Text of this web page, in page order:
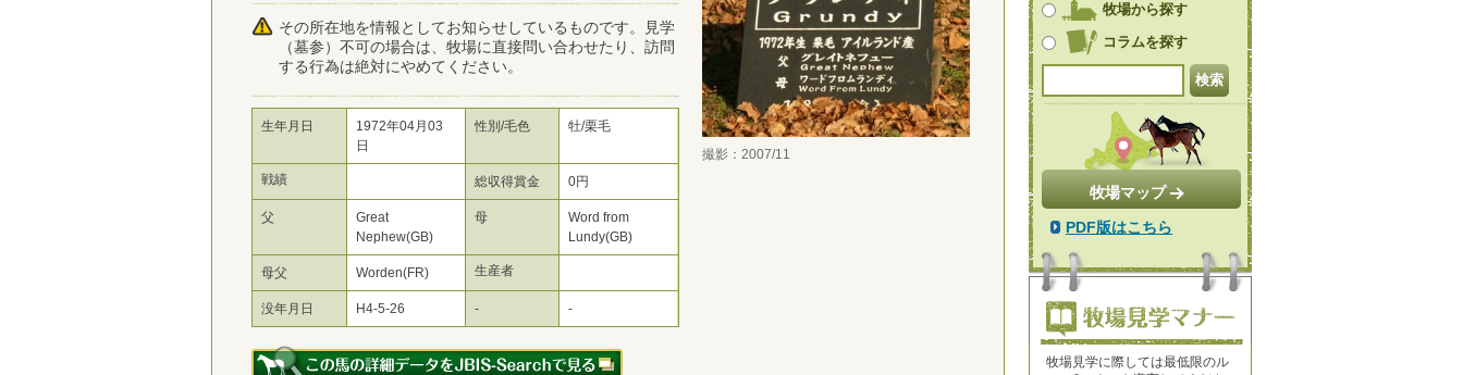
撮影：2007/11
その所在地を情報としてお知らせしているものです。見学
（墓参）不可の場合は、牧場に直接問い合わせたり、訪問
する行為は絶対にやめてください。
生年月日
1972年04月03
日
性別/毛色 牡/栗毛
戦績 総収得賞金 0円
父
Great
Nephew(GB)
母
Word from
Lundy(GB)
母父 Worden(FR) 生産者
没年月日 H4-5-26 - -
牧場から探す
コラムを探す
牧場マップ
PDF版はこちら
牧場見学に際しては最低限のル